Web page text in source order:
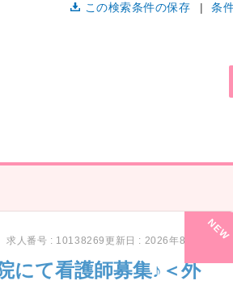
この検索条件の保存 条
求人番号 : 10138269更新日 : 2026年8月6日
にて看護師募集♪＜外